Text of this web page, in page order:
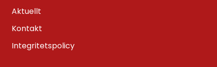
Aktuellt
Kontakt
Integritetspolicy